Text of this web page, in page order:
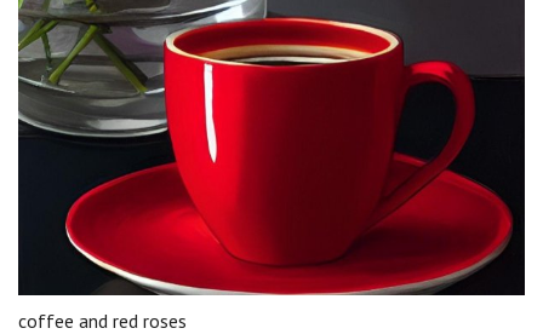
coffee and red roses